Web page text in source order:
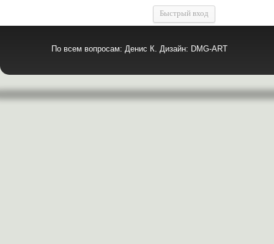
По всем вопросам: Денис К. Дизайн: DMG-ART